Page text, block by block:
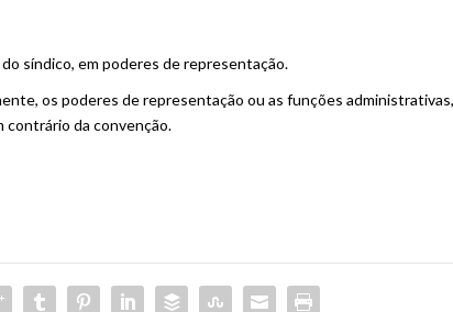
síndico, em poderes de representação.
os poderes de representação ou as funções
contrário da convenção.